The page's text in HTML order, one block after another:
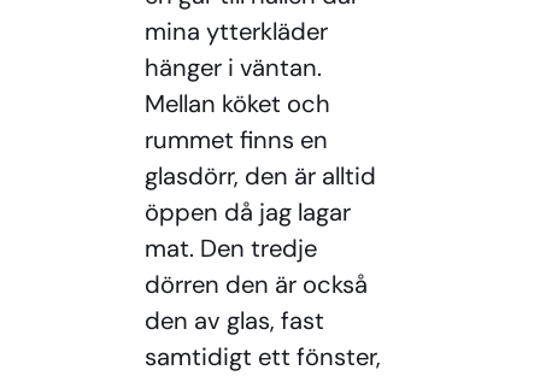
mina ytterkläder
hänger i väntan.
Mellan köket och
rummet finns en
glasdörr, den är alltid
öppen då jag lagar
mat. Den tredje
dörren den är också
den av glas, fast
samtidigt ett fönster,